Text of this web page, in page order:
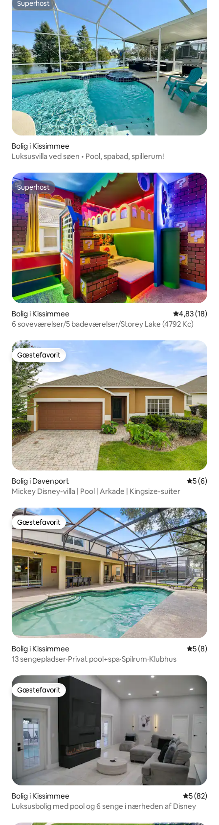
Superhost
Superhost
Bolig i Kissimmee
Luksusvilla ved søen • Pool, spabad, spillerum!
Superhost
Superhost
Bolig i Kissimmee 4,83 ud af 5
4,83 (18)
6 soveværelser/5 badeværelser/Storey Lake (4792 Kc)
Gæstefavorit
Gæstefavorit
Bolig i Davenport 5 ud af 5
5 (6)
Mickey Disney-villa | Pool | Arkade | Kingsize-suiter
Gæstefavorit
Gæstefavorit
Bolig i Kissimmee 5 ud af 5
5 (8)
13 sengepladser·Privat pool+spa·Spilrum·Klubhus
Gæstefavorit
Gæstefavorit
Bolig i Kissimmee 5 ud af 5 i
5 (82)
Luksusbolig med pool og 6 senge i nærheden af Disney